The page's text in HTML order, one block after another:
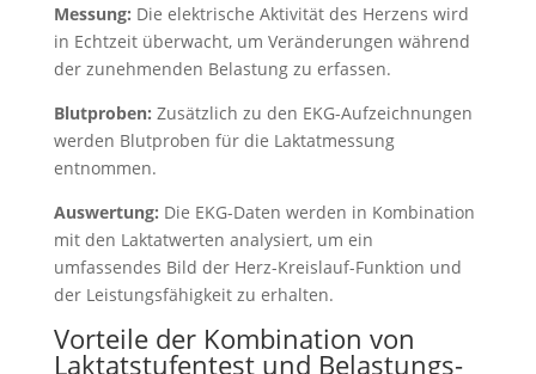
Messung: Die elektrische Aktivität des Herzens wird
in Echtzeit überwacht, um Veränderungen während
der zunehmenden Belastung zu erfassen.
Blutproben: Zusätzlich zu den EKG-Aufzeichnungen
werden Blutproben für die Laktatmessung
entnommen.
Auswertung: Die EKG-Daten werden in Kombination
mit den Laktatwerten analysiert, um ein
umfassendes Bild der Herz-Kreislauf-Funktion und
der Leistungsfähigkeit zu erhalten.
Vorteile der Kombination von
Laktatstufentest und Belastungs-